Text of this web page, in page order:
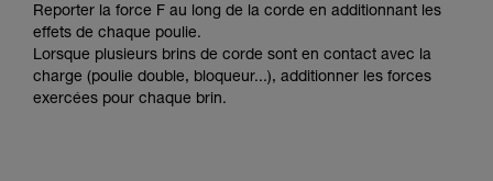
Reporter la force F au long de la corde en additionnant les
effets de chaque poulie.
Lorsque plusieurs brins de corde sont en contact avec la
charge (poulie double, bloqueur...), additionner les forces
exercées pour chaque brin.